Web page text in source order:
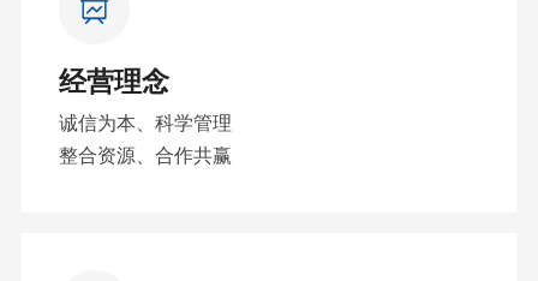
经营理念
诚信为本、科学管理
整合资源、合作共赢